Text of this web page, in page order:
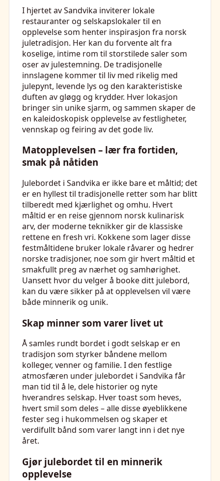
I hjertet av Sandvika inviterer lokale
restauranter og selskapslokaler til en
opplevelse som henter inspirasjon fra norsk
juletradisjon. Her kan du forvente alt fra
koselige, intime rom til storstilede saler som
oser av julestemning. De tradisjonelle
innslagene kommer til liv med rikelig med
julepynt, levende lys og den karakteristiske
duften av gløgg og krydder. Hver lokasjon
bringer sin unike sjarm, og sammen skaper de
en kaleidoskopisk opplevelse av festligheter,
vennskap og feiring av det gode liv.
Matopplevelsen – lær fra fortiden,
smak på nåtiden
Julebordet i Sandvika er ikke bare et måltid; det
er en hyllest til tradisjonelle retter som har blitt
tilberedt med kjærlighet og omhu. Hvert
måltid er en reise gjennom norsk kulinarisk
arv, der moderne teknikker gir de klassiske
rettene en fresh vri. Kokkene som lager disse
festmåltidene bruker lokale råvarer og hedrer
norske tradisjoner, noe som gir hvert måltid et
smakfullt preg av nærhet og samhørighet.
Uansett hvor du velger å booke ditt julebord,
kan du være sikker på at opplevelsen vil være
både minnerik og unik.
Skap minner som varer livet ut
Å samles rundt bordet i godt selskap er en
tradisjon som styrker båndene mellom
kolleger, venner og familie. I den festlige
atmosfæren under julebordet i Sandvika får
man tid til å le, dele historier og nyte
hverandres selskap. Hver toast som heves,
hvert smil som deles – alle disse øyeblikkene
fester seg i hukommelsen og skaper et
verdifullt bånd som varer langt inn i det nye
året.
Gjør julebordet til en minnerik
opplevelse